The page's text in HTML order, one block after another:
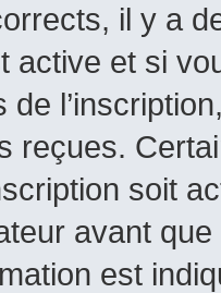
il y a
active et si
de
reçues.
soit
avant
est